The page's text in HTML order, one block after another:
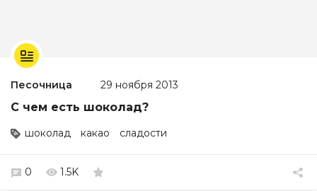
Песочница 29 ноября 2013
С чем есть шоколад?
шоколад какао сладости
0 1.5K